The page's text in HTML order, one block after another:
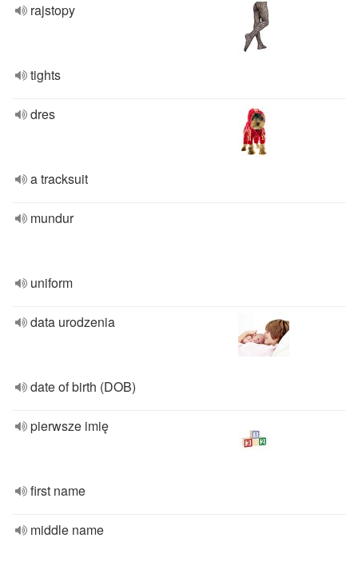
rajstopy
tights
dres
a tracksuit
mundur
uniform
data urodzenia
date of birth (DOB)
pierwsze imię
first name
middle name